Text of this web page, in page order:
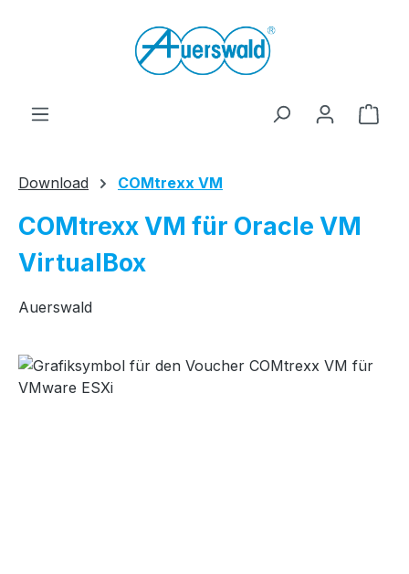
Zum Hauptinhalt springen
Download COMtrexx VM
COMtrexx VM für Oracle VM
VirtualBox
Auerswald
Bildergalerie überspringen